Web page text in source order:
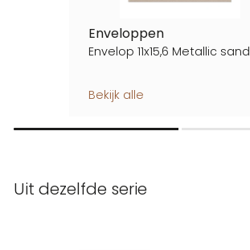
Enveloppen
Envelop 11x15,6 Metallic sand
Bekijk alle
Uit dezelfde serie